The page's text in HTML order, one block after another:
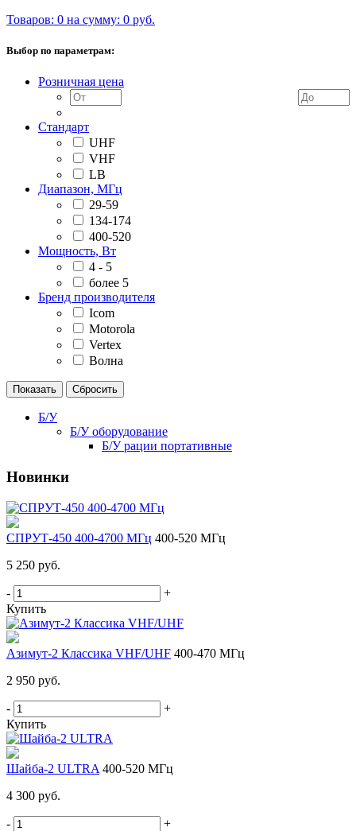
Товаров: 0 на сумму: 0 руб.
Выбор по параметрам:
Розничная цена
Стандарт
UHF
VHF
LB
Диапазон, МГц
29-59
134-174
400-520
Мощность, Вт
4 - 5
более 5
Бренд производителя
Icom
Motorola
Vertex
Волна
Б/У
Б/У оборудование
Б/У рации портативные
Новинки
СПРУТ-450 400-4700 МГц 400-520 МГц
5 250 руб.
-
+
Купить
Азимут-2 Классика VHF/UHF 400-470 МГц
2 950 руб.
-
+
Купить
Шайба-2 ULTRA 400-520 МГц
4 300 руб.
-
+